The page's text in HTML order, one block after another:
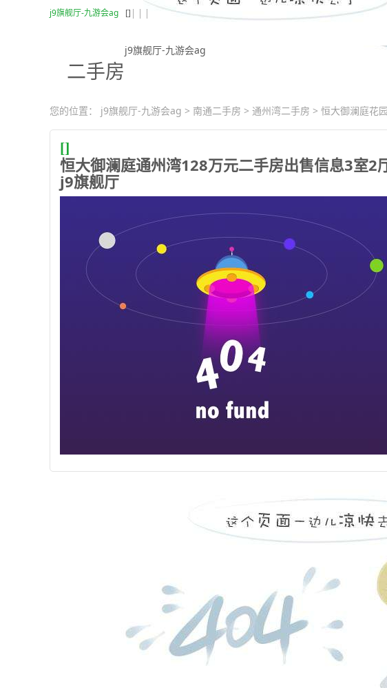
j9旗舰厅-九游会ag []
j9旗舰厅-九游会ag
二手房
您的位置： j9旗舰厅-九游会ag > 南通二手房 > 通州湾二手房 > 恒大御澜庭花
[]
恒大御澜庭通州湾128万元二手房出售信息3室
j9旗舰厅